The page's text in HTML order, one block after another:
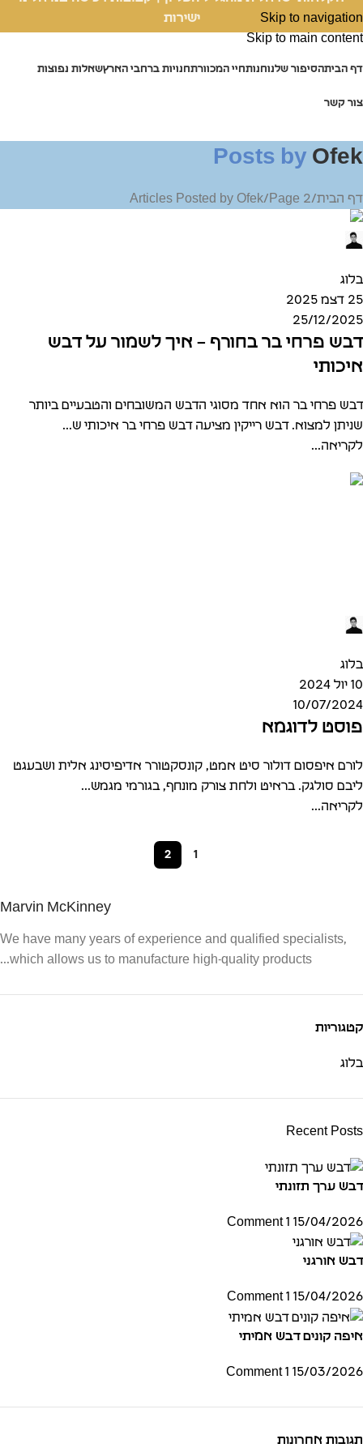
Skip to navigation
Skip to main content
ישירות
דף הביתהסיפור שלנוחנותחיי המכוורתחנויות ברחבי הארץשאלות נפוצות
צור קשר
Posts by Ofek
דף הבית Articles Posted by Ofek Page 2
בלוג
25 דצמ 2025
25/12/2025
דבש פרחי בר בחורף – איך לשמור על דבש
איכותי
דבש פרחי בר הוא אחד מסוגי הדבש המשובחים והטבעיים ביותר
שניתן למצוא. דבש רייקין מציעה דבש פרחי בר איכותי ש...
לקריאה...
בלוג
10 יול 2024
10/07/2024
פוסט לדוגמא
לורם איפסום דולור סיט אמט, קונסקטורר אדיפיסינג אלית ושבעגט
ליבם סולגק. בראיט ולחת צורק מונחף, בגורמי מגמש...
לקריאה...
1
2
Marvin McKinney
We have many years of experience and qualified specialists,
which allows us to manufacture high-quality products...
קטגוריות
בלוג
Recent Posts
דבש ערך תזונתי
15/04/2026
1 Comment
דבש אורגני
15/04/2026
1 Comment
איפה קונים דבש אמיתי
15/03/2026
1 Comment
תגובות אחרונות